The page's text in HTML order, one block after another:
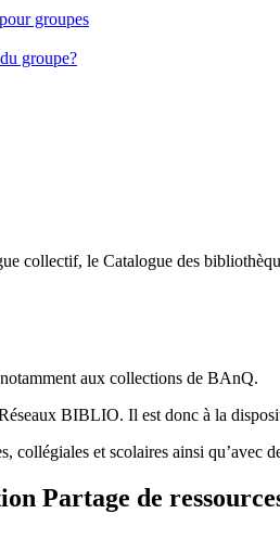
groupes
groupe?
collectif, le Catalogue des
aux collections de BAnQ.
éseaux BIBLIO. Il est donc à la
et scolaires ainsi qu’avec
Partage de